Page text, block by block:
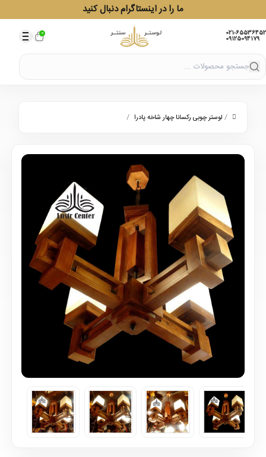
ما را در اینستاگرام دنبال کنید
021-65536452
09125094179
0
/ لوستر چوبی رکسانا چهار شاخه پادرا /